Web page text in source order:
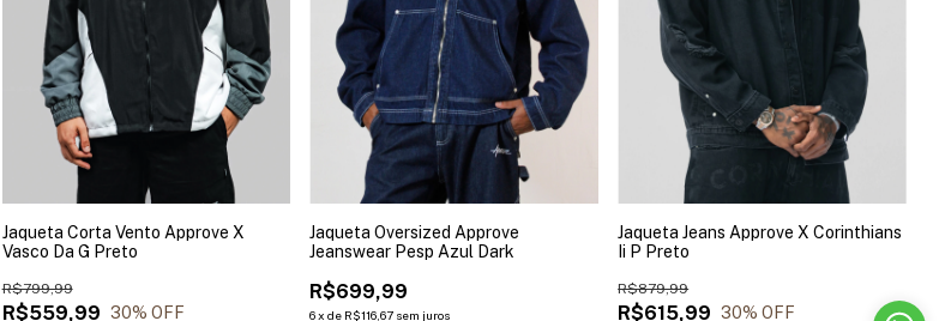
Jaqueta Corta Vento Approve X
Vasco Da G Preto
R$559,99
R$799,99
30% OFF
Jaqueta Oversized Approve
Jeanswear Pesp Azul Dark
R$699,99
6xde R$116,67 sem juros
Jaqueta Jeans Approve X Corinthians
Ii P Preto
R$615,99
R$879,99
30% OFF